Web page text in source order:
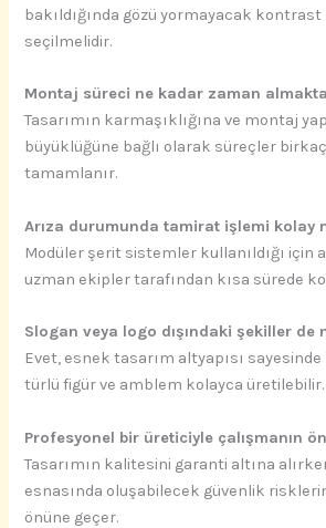
bakıldığında gözü yormayacak
seçilmelidir.
Montaj süreci ne kadar zaman
Tasarımın karmaşıklığına ve montaj
büyüklüğüne bağlı olarak süreçler
tamamlanır.
Arıza durumunda tamirat işlemi kolay
Modüler şerit sistemler kullanıldığı için
uzman ekipler tarafından kısa sürede
Slogan veya logo dışındaki şekiller de
Evet, esnek tasarım altyapısı
türlü figür ve amblem kolayca üretilebilir.
Profesyonel bir üreticiyle çalışmanın
Tasarımın kalitesini garanti altına
esnasında oluşabilecek güvenlik
önüne geçer.